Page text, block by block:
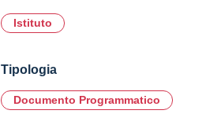
Istituto
Tipologia
Documento Programmatico